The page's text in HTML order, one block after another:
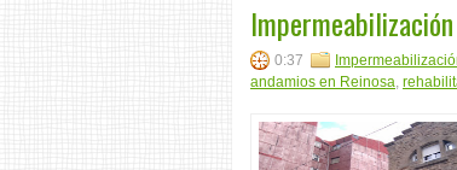
0:37
andamios en Reinosa,